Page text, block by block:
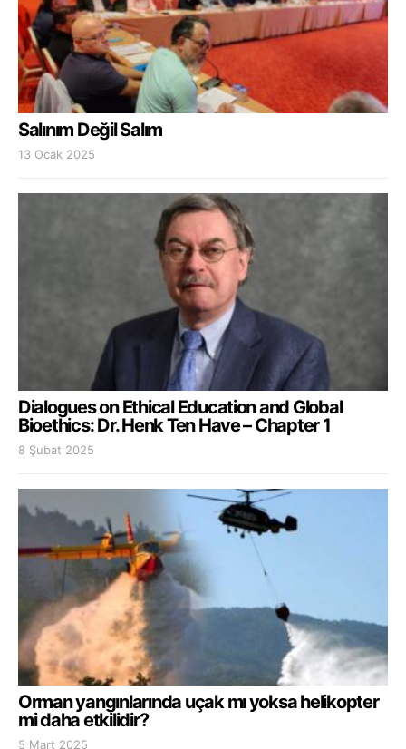
Salınım Değil Salım
13 Ocak 2025
Dialogues on Ethical Education and Global
Bioethics: Dr. Henk Ten Have – Chapter 1
8 Şubat 2025
Orman yangınlarında uçak mı yoksa helikopter
mi daha etkilidir?
5 Mart 2025